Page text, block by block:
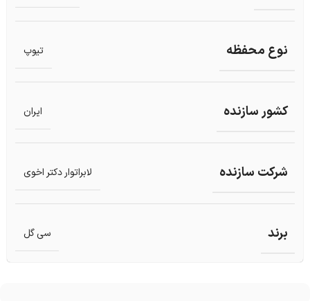
نوع محفظه تیوپ
کشور سازنده ایران
شرکت سازنده لابراتوار دکتر اخوی
برند سی گل